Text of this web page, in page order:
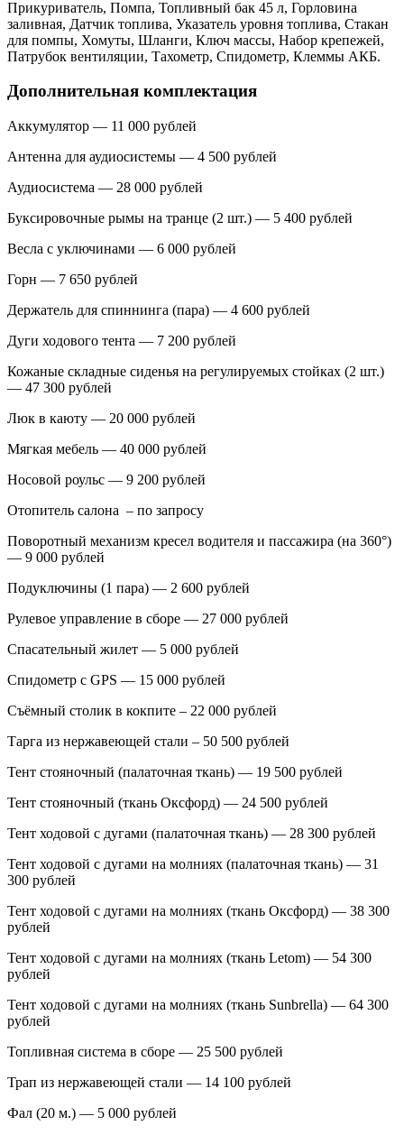
Прикуриватель, Помпа, Топливный бак 45 л, Горловина
заливная, Датчик топлива, Указатель уровня топлива, Стакан
для помпы, Хомуты, Шланги, Ключ массы, Набор крепежей,
Патрубок вентиляции, Тахометр, Спидометр, Клеммы АКБ.
Дополнительная комплектация
Аккумулятор — 11 000 рублей
Антенна для аудиосистемы — 4 500 рублей
Аудиосистема — 28 000 рублей
Буксировочные рымы на транце (2 шт.) — 5 400 рублей
Весла с уключинами — 6 000 рублей
Горн — 7 650 рублей
Держатель для спиннинга (пара) — 4 600 рублей
Дуги ходового тента — 7 200 рублей
Кожаные складные сиденья на регулируемых стойках (2 шт.)
— 47 300 рублей
Люк в каюту — 20 000 рублей
Мягкая мебель — 40 000 рублей
Носовой роульс — 9 200 рублей
Отопитель салона – по запросу
Поворотный механизм кресел водителя и пассажира (на 360°)
— 9 000 рублей
Подуключины (1 пара) — 2 600 рублей
Рулевое управление в сборе — 27 000 рублей
Спасательный жилет — 5 000 рублей
Спидометр с GPS — 15 000 рублей
Съёмный столик в кокпите – 22 000 рублей
Тарга из нержавеющей стали – 50 500 рублей
Тент стояночный (палаточная ткань) — 19 500 рублей
Тент стояночный (ткань Оксфорд) — 24 500 рублей
Тент ходовой с дугами (палаточная ткань) — 28 300 рублей
Тент ходовой с дугами на молниях (палаточная ткань) — 31
300 рублей
Тент ходовой с дугами на молниях (ткань Оксфорд) — 38 300
рублей
Тент ходовой с дугами на молниях (ткань Letom) — 54 300
рублей
Тент ходовой с дугами на молниях (ткань Sunbrella) — 64 300
рублей
Топливная система в сборе — 25 500 рублей
Трап из нержавеющей стали — 14 100 рублей
Фал (20 м.) — 5 000 рублей